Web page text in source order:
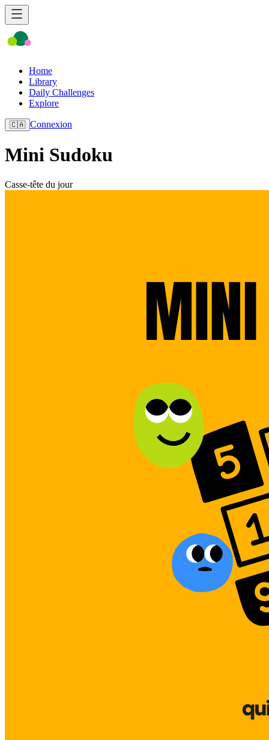
Home
Library
Daily Challenges
Explore
🇨🇦 Connexion
Mini Sudoku
Casse-tête du jour